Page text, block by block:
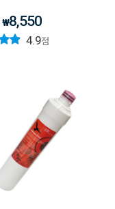
₩8,550
4.9점